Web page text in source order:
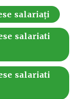
salariați
salariati
salariati